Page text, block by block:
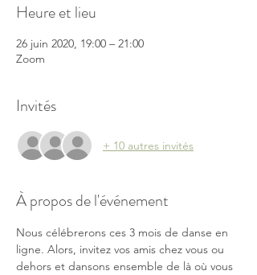
Heure et lieu
26 juin 2020, 19:00 – 21:00
Zoom
Invités
+ 10 autres invités
À propos de l'événement
Nous célébrerons ces 3 mois de danse en
ligne. Alors, invitez vos amis chez vous ou
dehors et dansons ensemble de là où vous